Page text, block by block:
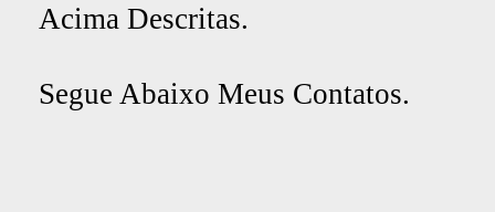
Acima Descritas.
Segue Abaixo Meus Contatos.